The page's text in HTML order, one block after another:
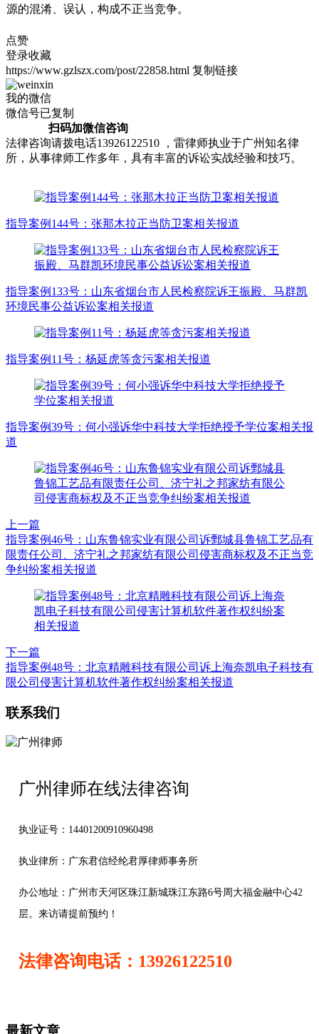
源的混淆、误认，构成不正当竞争。
点赞
登录收藏
https://www.gzlszx.com/post/22858.html 复制链接
我的微信
微信号已复制
扫码加微信咨询
法律咨询请拨电话13926122510 ，雷律师执业于广州知名律
所，从事律师工作多年，具有丰富的诉讼实战经验和技巧。
指导案例144号：张那木拉正当防卫案相关报道
指导案例133号：山东省烟台市人民检察院诉王振殿、马群凯
环境民事公益诉讼案相关报道
指导案例11号：杨延虎等贪污案相关报道
指导案例39号：何小强诉华中科技大学拒绝授予学位案相关报
道
上一篇
指导案例46号：山东鲁锦实业有限公司诉鄄城县鲁锦工艺品有
限责任公司、济宁礼之邦家纺有限公司侵害商标权及不正当竞
争纠纷案相关报道
下一篇
指导案例48号：北京精雕科技有限公司诉上海奈凯电子科技有
限公司侵害计算机软件著作权纠纷案相关报道
联系我们
广州律师在线法律咨询
执业证号：14401200910960498
执业律所：广东君信经纶君厚律师事务所
办公地址： 广州市天河区珠江新城珠江东路6号周大福金融中心42
层。来访请提前预约！
法律咨询电话：13926122510
最新文章